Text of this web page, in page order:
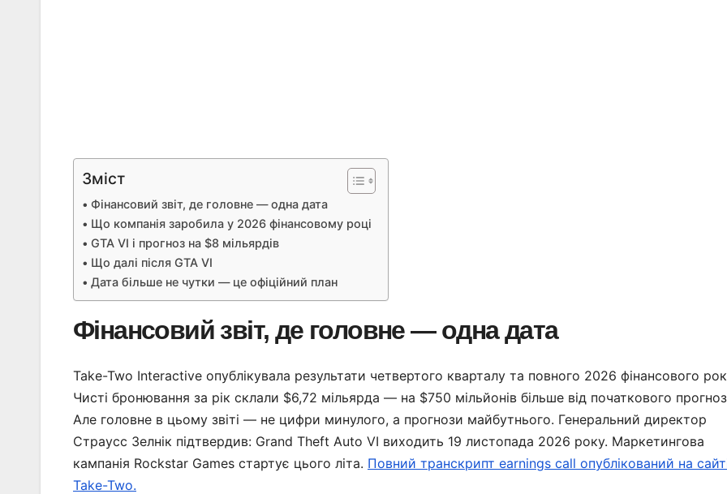
Зміст
Фінансовий звіт, де головне — одна дата
Що компанія заробила у 2026 фінансовому році
GTA VI і прогноз на $8 мільярдів
Що далі після GTA VI
Дата більше не чутки — це офіційний план
Фінансовий звіт, де головне — одна дата
Take-Two Interactive опублікувала результати четвертого кварталу та повного 2026 фінансового
Чисті бронювання за рік склали $6,72 мільярда — на $750 мільйонів більше від початкового
Але головне в цьому звіті — не цифри минулого, а прогнози майбутнього. Генеральний директор
Страусс Зелнік підтвердив: Grand Theft Auto VI виходить 19 листопада 2026 року. Маркетингова
кампанія Rockstar Games стартує цього літа. Повний транскрипт earnings call опублікований на
Take-Two.